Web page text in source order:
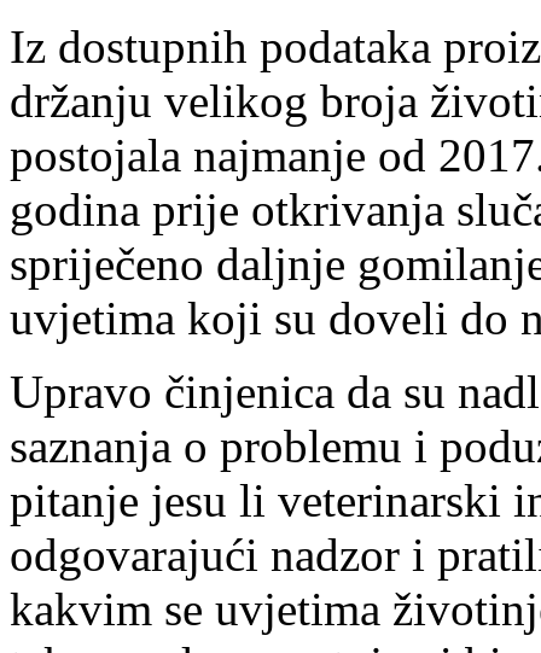
Iz dostupnih podataka
držanju velikog broja
postojala najmanje od
godina prije otkrivanja
spriječeno daljnje
uvjetima koji su doveli do
Upravo činjenica da su
saznanja o problemu i
pitanje jesu li veterinarski
odgovarajući nadzor i
kakvim se uvjetima